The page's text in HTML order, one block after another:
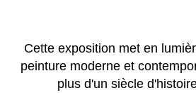
Cette exposition met en
peinture moderne et
plus d'un siècle